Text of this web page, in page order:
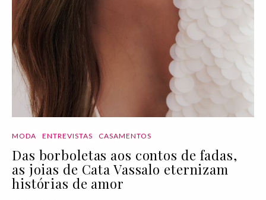
MODA ENTREVISTAS CASAMENTOS
Das borboletas aos contos de fadas,
as joias de Cata Vassalo eternizam
histórias de amor